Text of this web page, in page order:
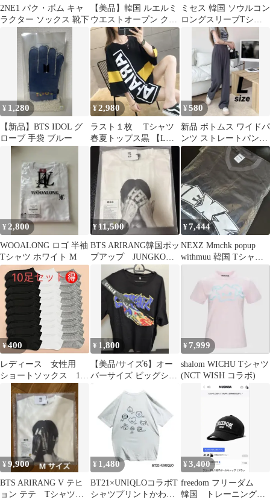
2NE1 パク・ボム キャ
ラクター ソックス 靴下
【美品】韓国 ルエルミ
ウエストオープン クロ
ップド トップス 黒 F
ミセス 韓国 ソウルコン
ロングスリーブTシャ
ツホワイト XLサイズ
¥ 1,280
【新品】BTS IDOL グ
ローブ 手袋 ブルー
¥2,980
ラスト１枚 Tシャツ
春夏トップス黒 【L】
新品半袖♪韓国♪２日以
内発送♪
¥580
新品 ボトムス ワイドパ
ンツ ストレートパンツ
スラックス 夏服 グレイ
韓国
¥ 2,800
WOOALONG ロゴ 半袖
Tシャツ ホワイト M
¥11,500
BTS ARIRANG韓国ポッ
プアップ JUNGKOOK
XLサイズ
¥7,444
NEXZ Mmchk popup
withmuu 韓国 Tシャツ
トレカなし
¥400
レディース 女性用
ショートソックス 10
足セット 靴下 防
臭 男女兼用 ソック
ス セット売り まとめ
売り 韓国 くつした く
るぶしソックス 防寒 無
地 暖かい 厚手 冷え取
り 冷えとり スポーツ
運動 抗菌 防臭 レッグ
ウェア ユニセックス メ
ンズ
¥ 1,800
【美品/サイズ6】オー
バーサイズ ビッグシル
¥ 7,999
shalom WICHU Tシャツ
(NCT WISH コラボ)
¥9,900
BTS ARIRANG V テヒ
ョン テテ Tシャツ
¥ 1,480
BT21×UNIQLOコラボT
シャツプリントかわい
¥3,400
freedom フリーダム
韓国 トレーニング